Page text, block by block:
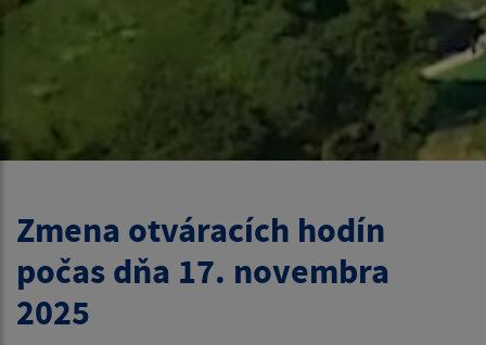
Zmena otváracích hodín
počas dňa 17. novembra
2025